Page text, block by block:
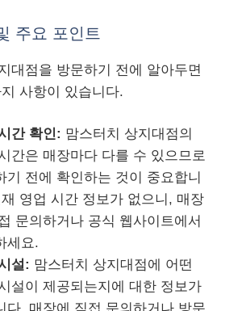
주요 포인트
대점을 방문하기 전에 알아두면
사항이 있습니다.
간 확인: 맘스터치 상지대점의
간은 매장마다 다를 수 있으므로
기 전에 확인하는 것이 중요합니
영업 시간 정보가 없으니, 매장
문의하거나 공식 웹사이트에서
세요.
설: 맘스터치 상지대점에 어떤
설이 제공되는지에 대한 정보가